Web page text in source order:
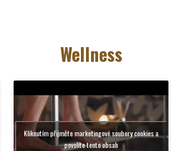
Wellness
Kliknutím přijměte marketingové soubory cookies a
povolíte tento obsah